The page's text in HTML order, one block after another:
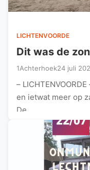
LICHTENVOORDE
Dit was de
1Achterhoek24 juli
–
en ietwat meer op
De…